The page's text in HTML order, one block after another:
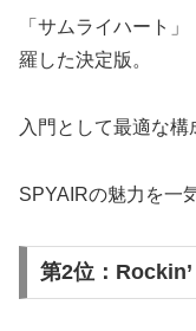
「サムライハート
羅した決定版。
入門として最適な構
SPYAIRの魅力を一
第2位：